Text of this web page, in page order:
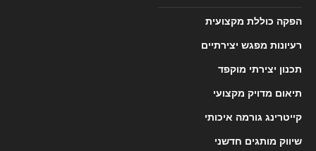
הפקה כוללת מקצועית
רעיונות מפגש יצירתיים
תכנון יצירתי מוקפד
תיאום מדויק מקצועי
קייטרינג גורמה איכותי
שיווק מותגים חדשני